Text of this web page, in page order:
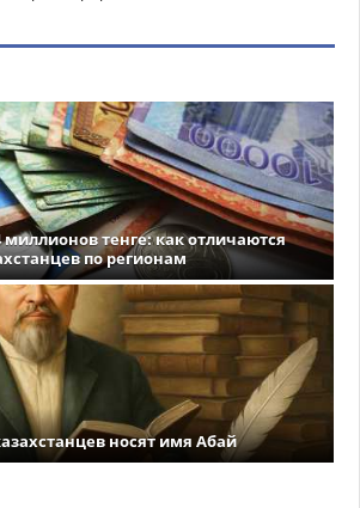
миллионов тенге: как отличаются
по регионам
носят имя Абай